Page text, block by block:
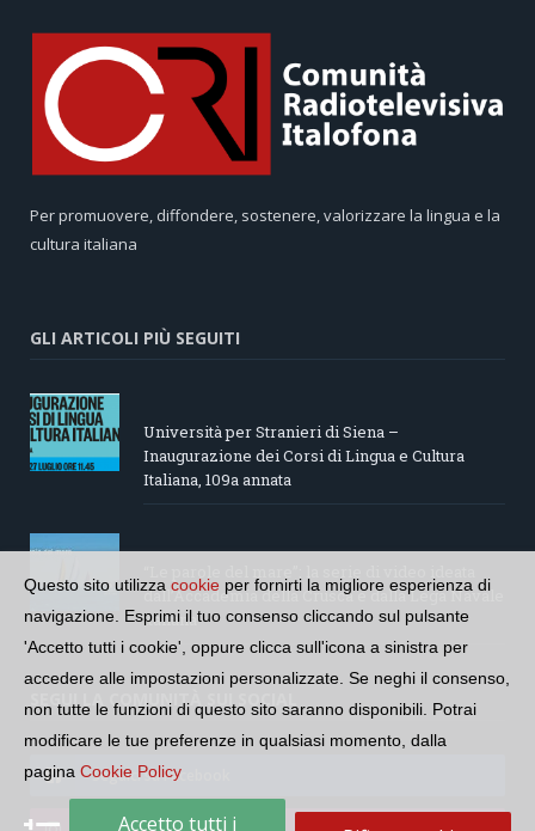
Per promuovere, diffondere, sostenere, valorizzare la lingua e la
cultura italiana
GLI ARTICOLI PIÙ SEGUITI
Università per Stranieri di Siena –
Inaugurazione dei Corsi di Lingua e Cultura
Italiana, 109a annata
dall’Accademia della Crusca e dalla Lega Navale
italiana
SEGUI LA COMUNITÀ SUI SOCIAL
Seguici su Facebook
Questo sito utilizza cookie per fornirti la migliore esperienza di
navigazione. Esprimi il tuo consenso cliccando sul pulsante
'Accetto tutti i cookie', oppure clicca sull'icona a sinistra per
accedere alle impostazioni personalizzate. Se neghi il consenso,
non tutte le funzioni di questo sito saranno disponibili. Potrai
modificare le tue preferenze in qualsiasi momento, dalla
pagina Cookie Policy
Accetto tutti i